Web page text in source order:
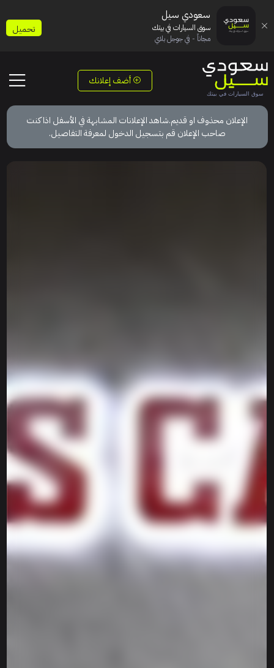
أضف إعلانك
الإعلان محذوف او قديم.شاهد الإعلانات المشابهة في الأسفل اذا كنت
صاحب الإعلان قم بتسجيل الدخول لمعرفة التفاصيل.
سعودي سيل
سوق السيارات في بيتك
مجاناً - في جوجل بلاي
تحميل